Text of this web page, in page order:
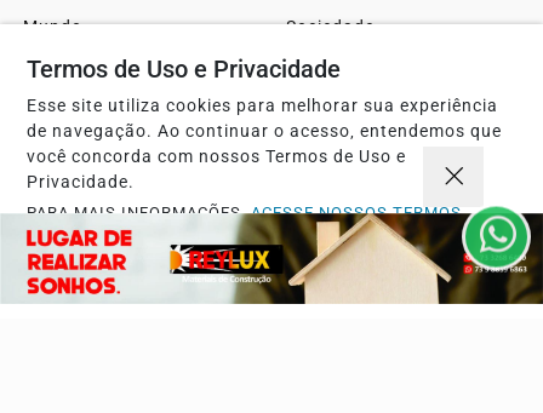
Mundo
Sociedade
Ciência & Tecnologia
Educação
Política
Economia
Agro
Justiça
Saúde
Cidades
Cultura
Futebol
Sobre
FAQ
Termos de Uso e Privacidade
Esse site utiliza cookies para melhorar sua experiência
de navegação. Ao continuar o acesso, entendemos que
você concorda com nossos Termos de Uso e
Privacidade.
PARA MAIS INFORMAÇÕES,ACESSE NOSSOS TERMOS
CLICANDO AQUI
PROSSEGUIR